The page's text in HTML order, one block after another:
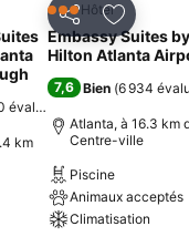
à mes favoris
évaluations
km
PartagerAjouter
3 ÉtoilesHôtel
Embassy Suites by
Hilton Atlanta
7,6 Bien (6 934
Atlanta, à 16.3 km
Centre-ville
Piscine
Animaux acceptés
Climatisation